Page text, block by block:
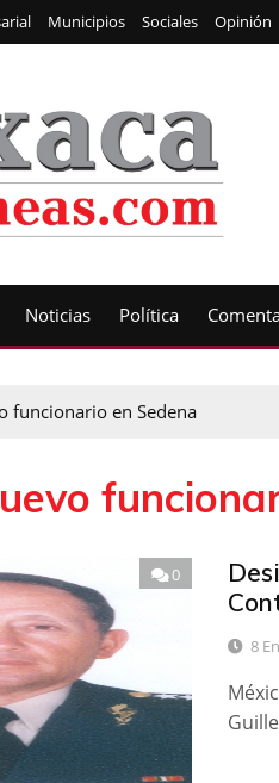
Municipios Sociales Opinión
Noticias Política
funcionario en Sedena
0
8